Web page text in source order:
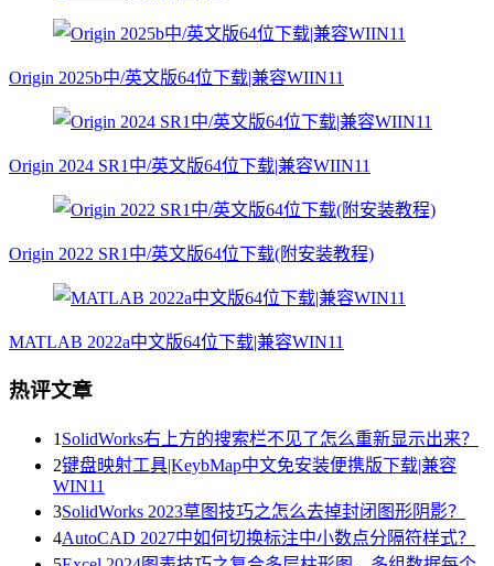
Origin 2025b中/英文版64位下载|兼容WIIN11
Origin 2024 SR1中/英文版64位下载|兼容WIIN11
Origin 2022 SR1中/英文版64位下载(附安装教程)
MATLAB 2022a中文版64位下载|兼容WIN11
热评文章
1 SolidWorks右上方的搜索栏不见了怎么重新显示出来？
2键盘映射工具|KeybMap中文免安装便携版下载|兼容
WIN11
3SolidWorks 2023草图技巧之怎么去掉封闭图形阴影？
4AutoCAD 2027中如何切换标注中小数点分隔符样式？